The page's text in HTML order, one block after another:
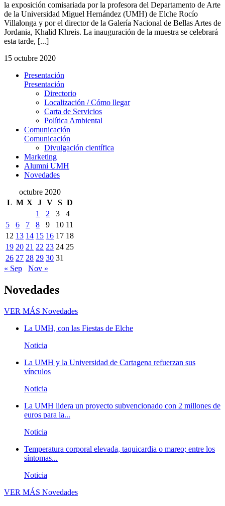
la exposición comisariada por la profesora del Departamento de Arte
de la Universidad Miguel Hernández (UMH) de Elche Rocío
Villalonga y por el director de la Galería Nacional de Bellas Artes de
Jordania, Khalid Khreis. La inauguración de la muestra se celebrará
esta tarde, [...]
15 octubre 2020
Presentación
Presentación
Directorio
Localización / Cómo llegar
Carta de Servicios
Política Ambiental
Comunicación
Comunicación
Divulgación científica
Marketing
Alumni UMH
Novedades
octubre 2020
L M X J V S D
1
2 3
4
5
6 7 8 9 10 11
12 13 14 15 16 17 18
19 20 21 22 23 24 25
26 27 28 29 30 31
« Sep
Nov »
Novedades
VER MÁS Novedades
La UMH, con las Fiestas de Elche
Noticia
La UMH y la Universidad de Cartagena refuerzan sus
vínculos
Noticia
La UMH lidera un proyecto subvencionado con 2 millones de
euros para la...
Noticia
Temperatura corporal elevada, taquicardia o mareo; entre los
síntomas...
Noticia
VER MÁS Novedades